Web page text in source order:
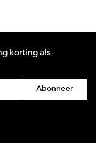
korting als
Abonneer